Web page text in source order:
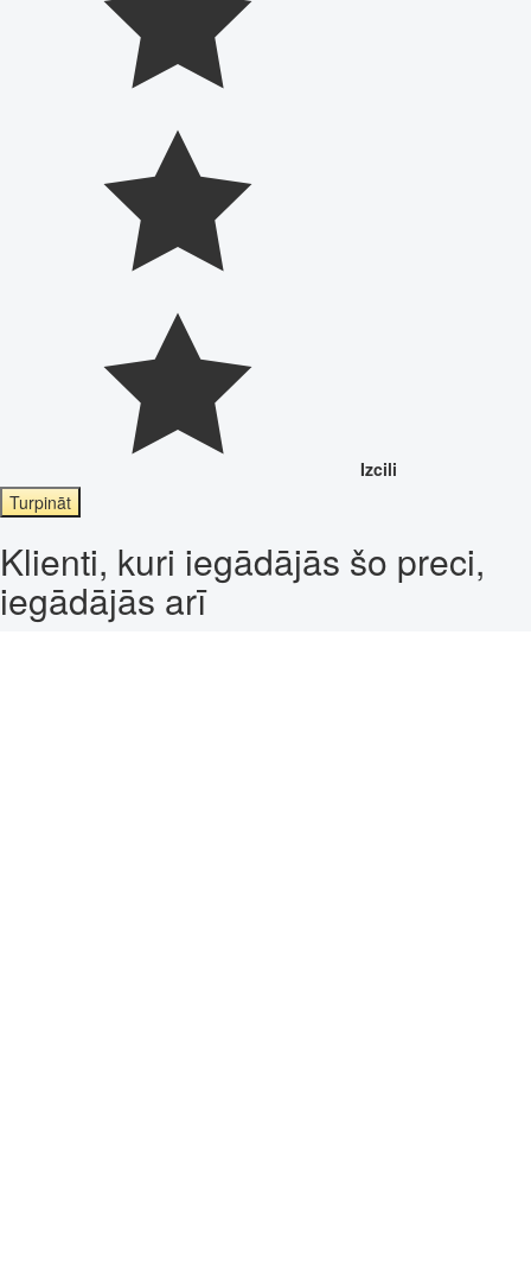
Izcili
Turpināt
Klienti, kuri iegādājās šo preci,
iegādājās arī